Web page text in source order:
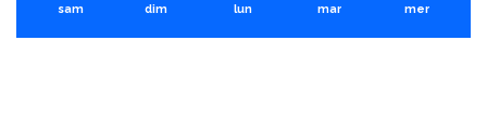
sam dim lun mar mer